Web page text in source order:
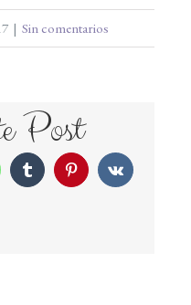
| Sin comentarios
Post
Tumblr PinterestVk